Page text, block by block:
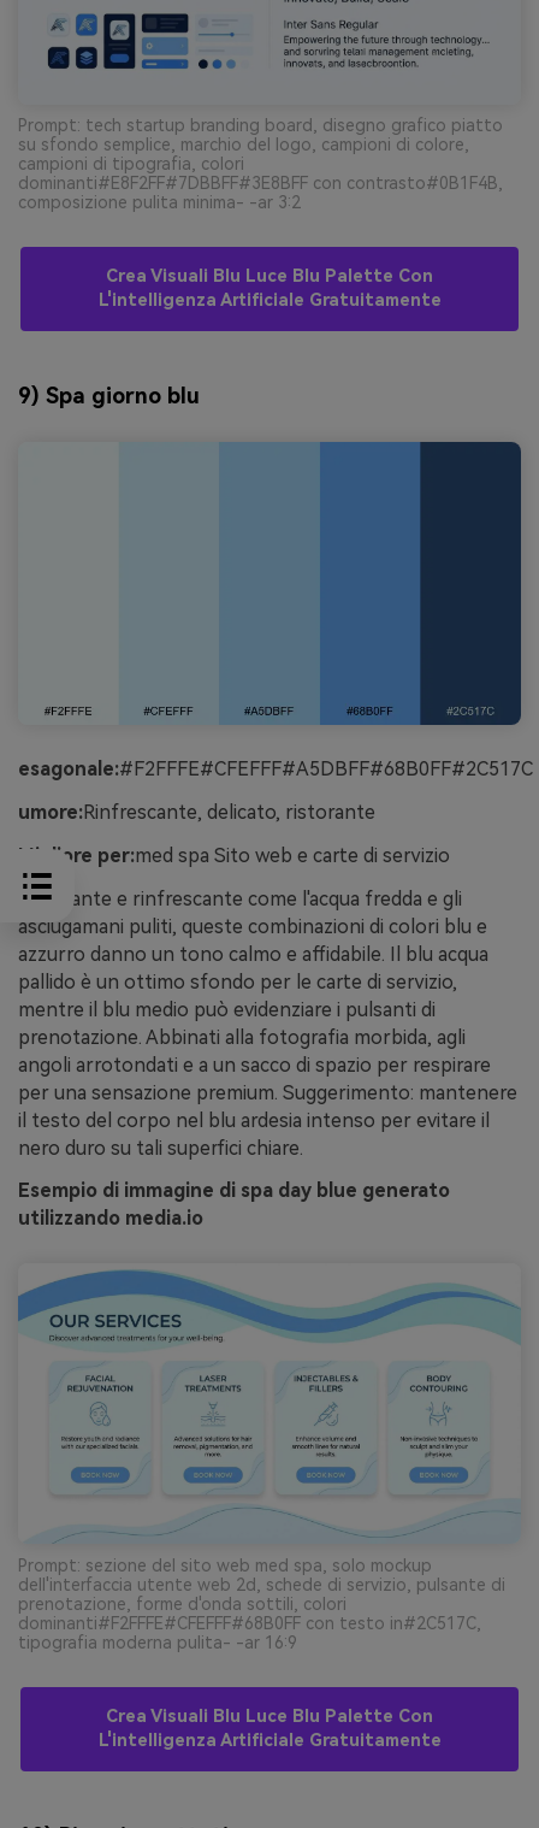
Prompt: tech startup branding board, disegno grafico piatto
su sfondo semplice, marchio del logo, campioni di colore,
campioni di tipografia, colori
dominanti#E8F2FF#7DBBFF#3E8BFF con contrasto#0B1F4B,
composizione pulita minima- -ar 3:2
Crea Visuali Blu Luce Blu Palette Con
L'intelligenza Artificiale Gratuitamente
9) Spa giorno blu
esagonale:#F2FFFE#CFEFFF#A5DBFF#68B0FF#2C517C
umore:Rinfrescante, delicato, ristorante
Migliore per:med spa Sito web e carte di servizio
Ristorante e rinfrescante come l'acqua fredda e gli
asciugamani puliti, queste combinazioni di colori blu e
azzurro danno un tono calmo e affidabile. Il blu acqua
pallido è un ottimo sfondo per le carte di servizio,
mentre il blu medio può evidenziare i pulsanti di
prenotazione. Abbinati alla fotografia morbida, agli
angoli arrotondati e a un sacco di spazio per respirare
per una sensazione premium. Suggerimento: mantenere
il testo del corpo nel blu ardesia intenso per evitare il
nero duro su tali superfici chiare.
Esempio di immagine di spa day blue generato
utilizzando media.io
Prompt: sezione del sito web med spa, solo mockup
dell'interfaccia utente web 2d, schede di servizio, pulsante di
prenotazione, forme d'onda sottili, colori
dominanti#F2FFFE#CFEFFF#68B0FF con testo in#2C517C,
tipografia moderna pulita- -ar 16:9
Crea Visuali Blu Luce Blu Palette Con
L'intelligenza Artificiale Gratuitamente